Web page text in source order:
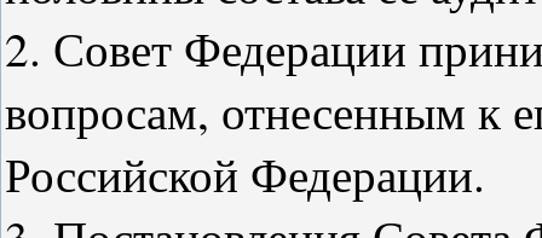
2. Совет Федерации
вопросам, отнесенным к
Российской Федерации.